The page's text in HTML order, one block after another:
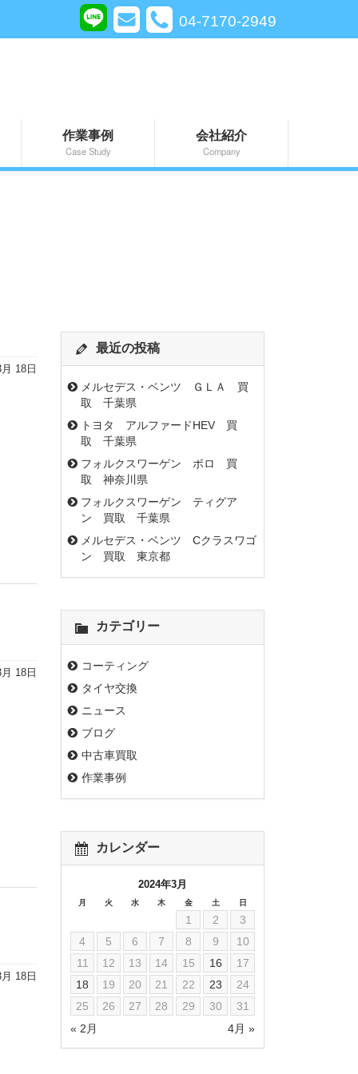
04-7170-2949
作業事例
Case Study
会社紹介
Company
18日
18日
18日
最近の投稿
メルセデス・ベンツ ＧＬＡ 買
取 千葉県
トヨタ アルファードHEV 買
取 千葉県
フォルクスワーゲン ポロ 買
取 神奈川県
フォルクスワーゲン ティグア
ン 買取 千葉県
メルセデス・ベンツ Cクラスワゴ
ン 買取 東京都
カテゴリー
コーティング
タイヤ交換
ニュース
ブログ
中古車買取
作業事例
カレンダー
2024年3月
月 火 水 木 金 土 日
« 2月 4月 »
1 2
3
4
5 6 7 8 9
10
11
12 13 14 15 16
17
18
19 20 21 22 23
24
25
26 27 28 29 30 31